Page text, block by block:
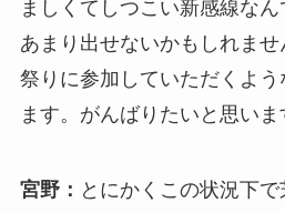
ましくてしつこい新感線な
あまり出せないかもしれま
祭りに参加していただくよ
ます。がんばりたいと思いま
宮野： とにかくこの状況下